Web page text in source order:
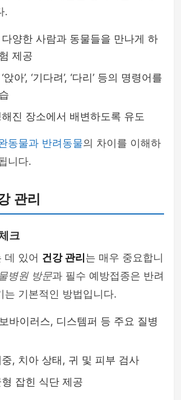
.
양한 사람과 동물들을 만나게 하
제공
아’, ‘기다려’, ‘다리’ 등의 명령어를
진 장소에서 배변하도록 유도
동물과 반려동물의 차이를 이해하
니다.
관리
크
데 있어 건강 관리 는 매우 중요합니
병원 방문과 필수 예방접종은 반려
는 기본적인 방법입니다.
바이러스, 디스템퍼 등 주요 질병
, 치아 상태, 귀 및 피부 검사
잡힌 식단 제공